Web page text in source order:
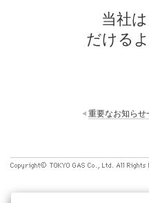
当社は
だける
重要なお知らせ